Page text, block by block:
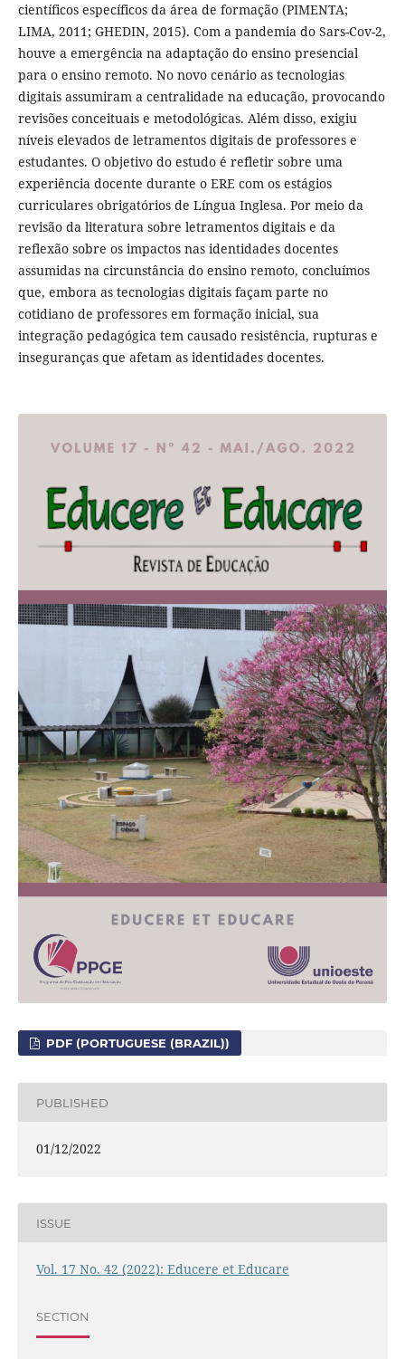
científicos específicos da área de formação (PIMENTA;
LIMA, 2011; GHEDIN, 2015). Com a pandemia do Sars-Cov-2,
houve a emergência na adaptação do ensino presencial
para o ensino remoto. No novo cenário as tecnologias
digitais assumiram a centralidade na educação, provocando
revisões conceituais e metodológicas. Além disso, exigiu
níveis elevados de letramentos digitais de professores e
estudantes. O objetivo do estudo é refletir sobre uma
experiência docente durante o ERE com os estágios
curriculares obrigatórios de Língua Inglesa. Por meio da
revisão da literatura sobre letramentos digitais e da
reflexão sobre os impactos nas identidades docentes
assumidas na circunstância do ensino remoto, concluímos
que, embora as tecnologias digitais façam parte no
cotidiano de professores em formação inicial, sua
integração pedagógica tem causado resistência, rupturas e
inseguranças que afetam as identidades docentes.
PDF (PORTUGUESE (BRAZIL))
PUBLISHED
01/12/2022
ISSUE
Vol. 17 No. 42 (2022): Educere et Educare
SECTION